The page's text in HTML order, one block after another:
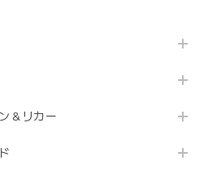
＆リカー